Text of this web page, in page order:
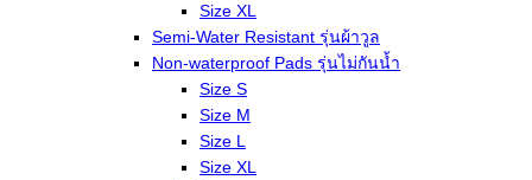
Size XL
Semi-Water Resistant รุ่นผ้าวูล
Non-waterproof Pads รุ่นไม่กันน้ำ
Size S
Size M
Size L
Size XL